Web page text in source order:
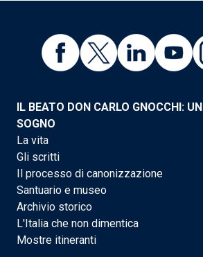
IL BEATO DON CARLO GNOCCHI:
SOGNO
La vita
Gli scritti
Il processo di canonizzazione
Santuario e museo
Archivio storico
L'Italia che non dimentica
Mostre itineranti